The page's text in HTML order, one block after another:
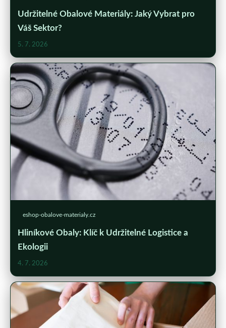
Udržitelné Obalové Materiály: Jaký Vybrat pro
Váš Sektor?
5. 7. 2026
eshop-obalove-materialy.cz
Hliníkové Obaly: Klíč k Udržitelné Logistice a
Ekologii
4. 7. 2026